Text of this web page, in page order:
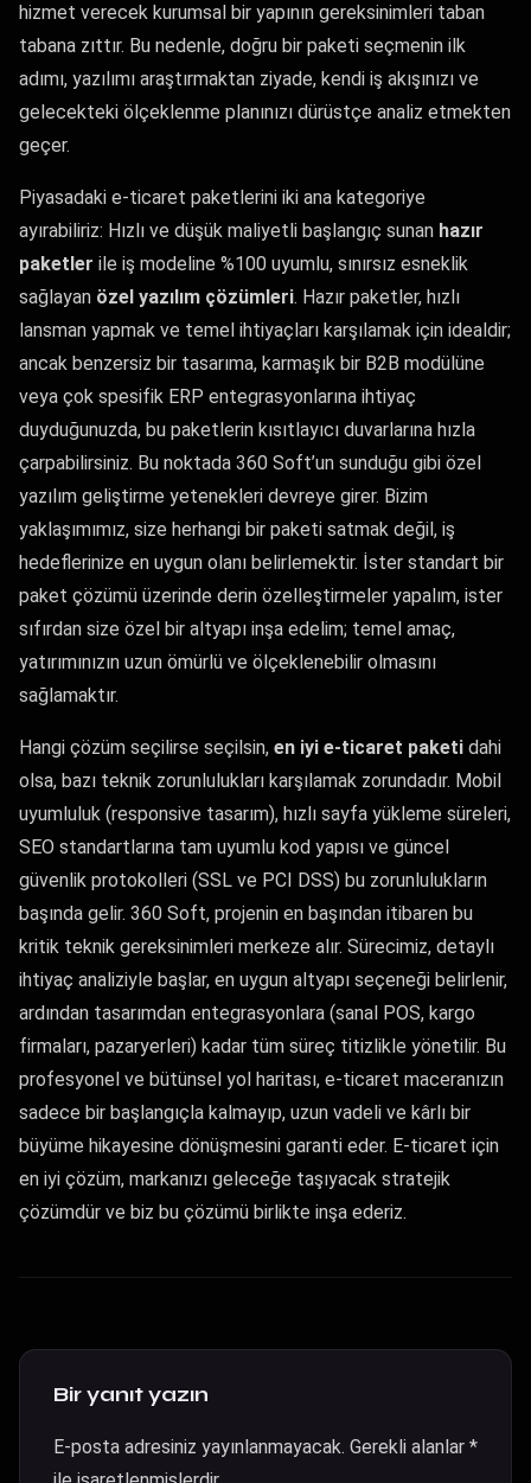
hizmet verecek kurumsal bir yapının gereksinimleri taban
tabana zıttır. Bu nedenle, doğru bir paketi seçmenin ilk
adımı, yazılımı araştırmaktan ziyade, kendi iş akışınızı ve
gelecekteki ölçeklenme planınızı dürüstçe analiz etmekten
geçer.
Piyasadaki e-ticaret paketlerini iki ana kategoriye
ayırabiliriz: Hızlı ve düşük maliyetli başlangıç sunan hazır
paketler ile iş modeline %100 uyumlu, sınırsız esneklik
sağlayan özel yazılım çözümleri. Hazır paketler, hızlı
lansman yapmak ve temel ihtiyaçları karşılamak için idealdir;
ancak benzersiz bir tasarıma, karmaşık bir B2B modülüne
veya çok spesifik ERP entegrasyonlarına ihtiyaç
duyduğunuzda, bu paketlerin kısıtlayıcı duvarlarına hızla
çarpabilirsiniz. Bu noktada 360 Soft’un sunduğu gibi özel
yazılım geliştirme yetenekleri devreye girer. Bizim
yaklaşımımız, size herhangi bir paketi satmak değil, iş
hedeflerinize en uygun olanı belirlemektir. İster standart bir
paket çözümü üzerinde derin özelleştirmeler yapalım, ister
sıfırdan size özel bir altyapı inşa edelim; temel amaç,
yatırımınızın uzun ömürlü ve ölçeklenebilir olmasını
sağlamaktır.
Hangi çözüm seçilirse seçilsin, en iyi e-ticaret paketi dahi
olsa, bazı teknik zorunlulukları karşılamak zorundadır. Mobil
uyumluluk (responsive tasarım), hızlı sayfa yükleme süreleri,
SEO standartlarına tam uyumlu kod yapısı ve güncel
güvenlik protokolleri (SSL ve PCI DSS) bu zorunlulukların
başında gelir. 360 Soft, projenin en başından itibaren bu
kritik teknik gereksinimleri merkeze alır. Sürecimiz, detaylı
ihtiyaç analiziyle başlar, en uygun altyapı seçeneği belirlenir,
ardından tasarımdan entegrasyonlara (sanal POS, kargo
firmaları, pazaryerleri) kadar tüm süreç titizlikle yönetilir. Bu
profesyonel ve bütünsel yol haritası, e-ticaret maceranızın
sadece bir başlangıçla kalmayıp, uzun vadeli ve kârlı bir
büyüme hikayesine dönüşmesini garanti eder. E-ticaret için
en iyi çözüm, markanızı geleceğe taşıyacak stratejik
çözümdür ve biz bu çözümü birlikte inşa ederiz.
Bir yanıt yazın
E-posta adresiniz yayınlanmayacak. Gerekli alanlar *